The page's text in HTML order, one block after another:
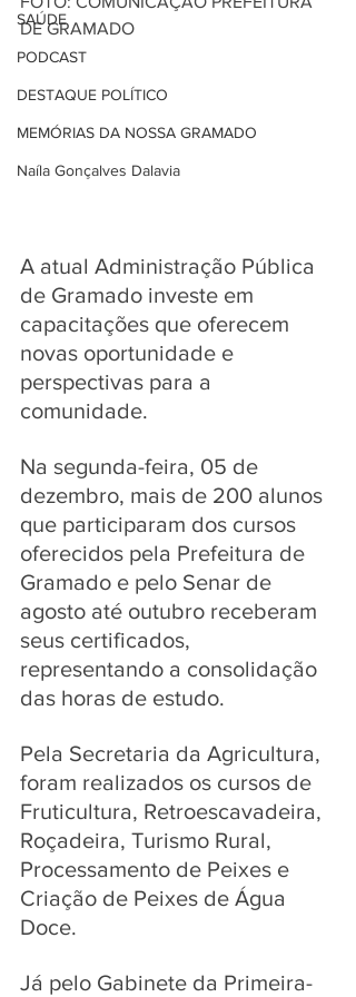
SAÚDE
PODCAST
DESTAQUE POLÍTICO
MEMÓRIAS DA NOSSA GRAMADO
Naíla Gonçalves Dalavia
DE GRAMADO
A atual Administração Pública
de Gramado investe em
capacitações que oferecem
novas oportunidade e
perspectivas para a
comunidade.
Na segunda-feira, 05 de
dezembro, mais de 200 alunos
que participaram dos cursos
oferecidos pela Prefeitura de
Gramado e pelo Senar de
agosto até outubro receberam
seus certificados,
representando a consolidação
das horas de estudo.
Pela Secretaria da Agricultura,
foram realizados os cursos de
Fruticultura, Retroescavadeira,
Roçadeira, Turismo Rural,
Processamento de Peixes e
Criação de Peixes de Água
Doce.
Já pelo Gabinete da Primeira-